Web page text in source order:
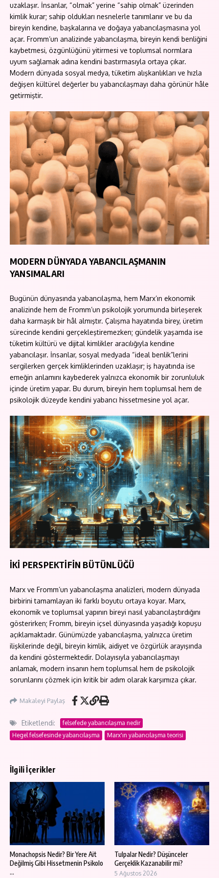
uzaklaşır. İnsanlar, “olmak” yerine “sahip olmak” üzerinden
kimlik kurar; sahip oldukları nesnelerle tanımlanır ve bu da
bireyin kendine, başkalarına ve doğaya yabancılaşmasına yol
açar. Fromm’un analizinde yabancılaşma, bireyin kendi benliğini
kaybetmesi, özgünlüğünü yitirmesi ve toplumsal normlara
uyum sağlamak adına kendini bastırmasıyla ortaya çıkar.
Modern dünyada sosyal medya, tüketim alışkanlıkları ve hızla
değişen kültürel değerler bu yabancılaşmayı daha görünür hâle
getirmiştir.
MODERN DÜNYADA YABANCILAŞMANIN
YANSIMALARI
Bugünün dünyasında yabancılaşma, hem Marx’ın ekonomik
analizinde hem de Fromm’un psikolojik yorumunda birleşerek
daha karmaşık bir hâl almıştır. Çalışma hayatında birey, üretim
sürecinde kendini gerçekleştiremezken; gündelik yaşamda ise
tüketim kültürü ve dijital kimlikler aracılığıyla kendine
yabancılaşır. İnsanlar, sosyal medyada “ideal benlik”lerini
sergilerken gerçek kimliklerinden uzaklaşır; iş hayatında ise
emeğin anlamını kaybederek yalnızca ekonomik bir zorunluluk
içinde üretim yapar. Bu durum, bireyin hem toplumsal hem de
psikolojik düzeyde kendini yabancı hissetmesine yol açar.
İKİ PERSPEKTİFİN BÜTÜNLÜĞÜ
Marx ve Fromm’un yabancılaşma analizleri, modern dünyada
birbirini tamamlayan iki farklı boyutu ortaya koyar. Marx,
ekonomik ve toplumsal yapının bireyi nasıl yabancılaştırdığını
gösterirken; Fromm, bireyin içsel dünyasında yaşadığı kopuşu
açıklamaktadır. Günümüzde yabancılaşma, yalnızca üretim
ilişkilerinde değil, bireyin kimlik, aidiyet ve özgürlük arayışında
da kendini göstermektedir. Dolayısıyla yabancılaşmayı
anlamak, modern insanın hem toplumsal hem de psikolojik
sorunlarını çözmek için kritik bir adım olarak karşımıza çıkar.
Makaleyi Paylaş
Etiketlendi:
felsefede yabancılaşma nedir
Hegel felsefesinde yabancılaşma
Marx'ın yabancılaşma teorisi
İlgili İçerikler
Monachopsis Nedir? Bir Yere Ait
Değilmiş Gibi Hissetmenin Psikolo
...
Tulpalar Nedir? Düşünceler
Gerçeklik Kazanabilir mi?
5 Ağustos 2026